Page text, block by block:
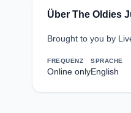
Über The Oldies
Brought to you by
FREQUENZ
Online only
SPRACHE
English